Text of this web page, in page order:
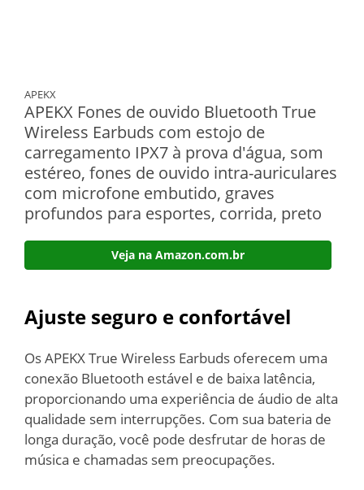
APEKX
APEKX Fones de ouvido Bluetooth True
Wireless Earbuds com estojo de
carregamento IPX7 à prova d'água, som
estéreo, fones de ouvido intra-auriculares
com microfone embutido, graves
profundos para esportes, corrida, preto
Veja na Amazon.com.br
Ajuste seguro e confortável
Os APEKX True Wireless Earbuds oferecem uma
conexão Bluetooth estável e de baixa latência,
proporcionando uma experiência de áudio de alta
qualidade sem interrupções. Com sua bateria de
longa duração, você pode desfrutar de horas de
música e chamadas sem preocupações.